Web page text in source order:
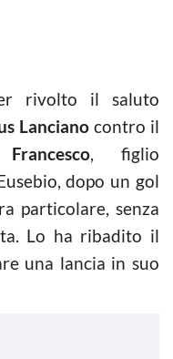
rivolto il saluto
Lanciano contro il
, figlio
dopo un gol
particolare, senza
Lo ha ribadito il
una lancia in suo